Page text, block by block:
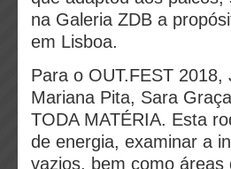
na Galeria ZDB a
em Lisboa.
Para o OUT.FEST
Mariana Pita, Sara
TODA MATÉRIA. Esta
de energia, examinar a
vazios, bem como